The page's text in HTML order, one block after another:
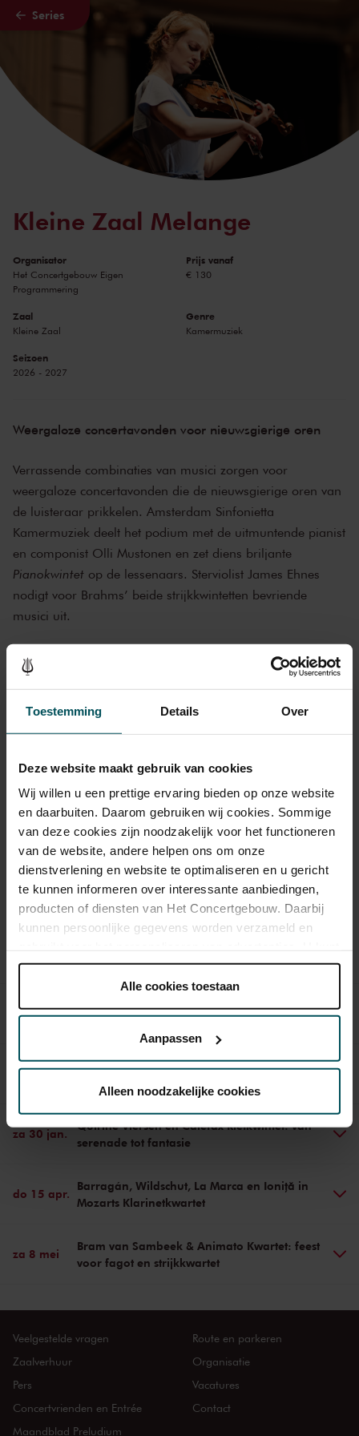
Toestemming Details Over
Deze website maakt gebruik van cookies
Wij willen u een prettige ervaring bieden op onze website
en daarbuiten. Daarom gebruiken wij cookies. Sommige
van deze cookies zijn noodzakelijk voor het functioneren
van de website, andere helpen ons om onze
dienstverlening en website te optimaliseren en u gericht
te kunnen informeren over interessante aanbiedingen,
producten of diensten van Het Concertgebouw. Daarbij
kunnen persoonlijke gegevens worden verzameld en
onder 'aanpassen' zelf welke cookies wij mogen
Lees onze cookieverklaring hier. Lees onze
Via decookieverklaringop onze website kunt u uw
We werken samen met32 derden
Alle cookies toestaan
Aanpassen
Alleen noodzakelijke cookies
Naar hoofdcontent
Series
Kleine Zaal Melange
Organisator
Het Concertgebouw Eigen
Programmering
Prijs vanaf
€ 130
Zaal
Kleine Zaal
Genre
Kamermuziek
Seizoen
2026 - 2027
Weergaloze concertavonden voor nieuwsgierige oren
Verrassende combinaties van musici zorgen voor
weergaloze concertavonden die de nieuwsgierige oren van
de luisteraar prikkelen. Amsterdam Sinfonietta
Kamermuziek deelt het podium met de uitmuntende pianist
en componist Olli Mustonen en zet diens briljante
Pianokwintet op de lessenaars. Sterviolist James Ehnes
nodigt voor Brahms’ beide strijkkwintetten bevriende
musici uit.
Voor Quirine Viersen gaat een lang gekoesterde wens in
vervulling: optreden met Calefax Rietkwintet. Haar warme
werken van onder anderen Schumann, Dvořák en Walton.
Ook van Nederlandse bodem: fagottist Bram van
betekent muziek: kleur in verscheidenheid.
Klarinetkwartetten van Mozart en Penderecki klinken bij
klarinettist Pablo Barragán en een strijktrio met violist Noa
Wildschut.
Bestel serie
Op deze serie krijgt u 10% korting
Concerten uit deze serie
za 14 nov.
Olli Mustonen en leden van Amsterdam
Sinfonietta in Elgars Pianokwintet
vr 4 dec.
Antoine Tamestit, James Ehnes en vrienden
za 30 jan.
Quirine Viersen en Calefax Rietkwintet: van
serenade tot fantasie
do 15 apr.
Barragán, Wildschut, La Marca en Ioniță in
Mozarts Klarinetkwartet
za 8 mei
Bram van Sambeek & Animato Kwartet: feest
voor fagot en strijkkwartet
Veelgestelde vragen
Zaalverhuur
Pers
Concertvrienden en Entrée
Maandblad Preludium
Route en parkeren
Organisatie
Vacatures
Contact